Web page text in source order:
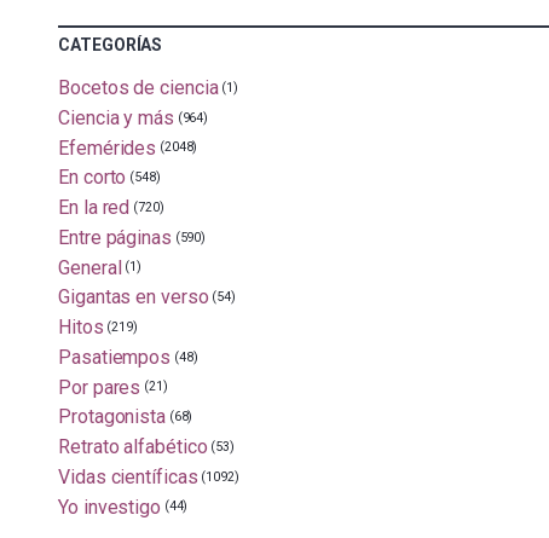
CATEGORÍAS
Bocetos de ciencia (1)
Ciencia y más (964)
Efemérides (2048)
En corto (548)
En la red (720)
Entre páginas (590)
General (1)
Gigantas en verso (54)
Hitos (219)
Pasatiempos (48)
Por pares (21)
Protagonista (68)
Retrato alfabético (53)
Vidas científicas (1092)
Yo investigo (44)